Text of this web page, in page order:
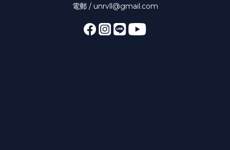
電郵 / unrvll@gmail.com